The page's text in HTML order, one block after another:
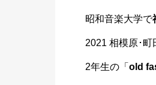
昭和音楽大学で
2021 相模原･町
2年生の「 old